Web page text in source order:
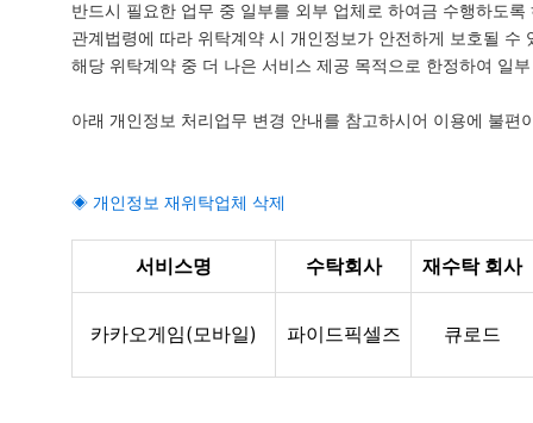
모바일게임
프린세스 커넥트 Re:Dive
프렌즈타운
반드시 필요한 업무 중 일부를 외부 업체로 하여금 수행하도록
관계법령에 따라 위탁계약 시 개인정보가 안전하게 보호될 수
해당 위탁계약 중 더 나은 서비스 제공 목적으로 한정하여 일
아래 개인정보 처리업무 변경 안내를 참고하시어 이용에 불편
◈ 개인정보 재위탁업체 삭제
서비스명 수탁회사 재수탁 회사
카카오게임(모바일) 파이드픽셀즈 큐로드